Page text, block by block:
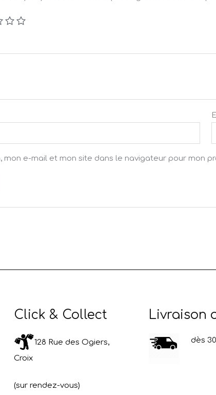
mon e-mail et mon site dans le navigateur pour mon
Click & Collect
128 Rue des Ogiers,
Croix
(sur rendez-vous)
Livraison
dès